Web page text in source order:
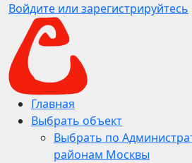
Войдите или зарегистрируйтесь
Главная
Выбрать объект
Выбрать по
районам Москвы